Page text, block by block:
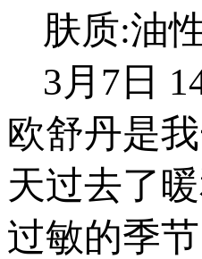
肤质:油
3月7日
欧舒丹是
天过去了
过敏的季